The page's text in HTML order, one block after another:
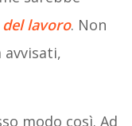
lavoro. Non
avvisati,
modo così. Ad